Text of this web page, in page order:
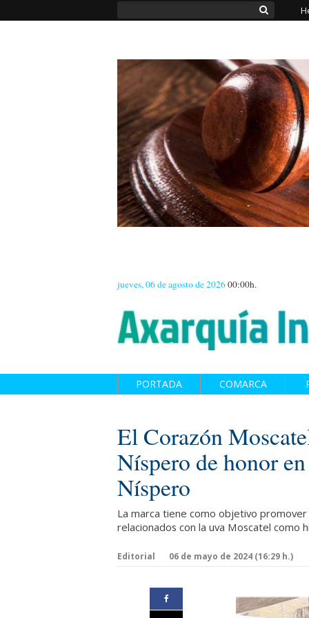
jueves, 06 de agosto de 202600:00h.
PORTADA COMARCA
El Corazón
Níspero de honor
Níspero
La marca tiene como objetivo
relacionados con la uva Moscatel como
Editorial 06 de mayo de 2024 (16:29 h.)